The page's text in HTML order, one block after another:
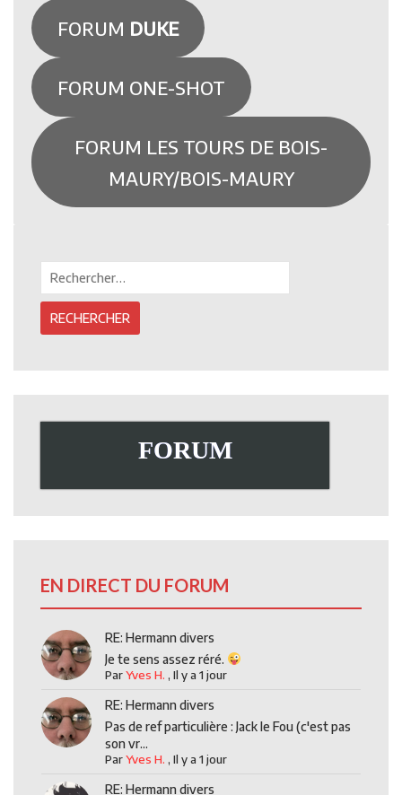
FORUM DUKE
FORUM ONE-SHOT
FORUM LES TOURS DE BOIS-
MAURY/BOIS-MAURY
FORUM
EN DIRECT DU FORUM
RE: Hermann divers
Je te sens assez réré.
ParYves H. ,Il y a 1 jour
RE: Hermann divers
Pas de ref particulière : Jack le Fou (c'est pas
son vr...
ParYves H. ,Il y a 1 jour
RE: Hermann divers